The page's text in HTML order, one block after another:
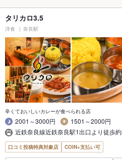
タリカロ3.5
洋食 奈良駅
辛くておいしいカレーが食べられる店
2001～3000円
1501～2000円
近鉄奈良線近鉄奈良駅1出口より徒歩
口コミ投稿特典対象店 COIN+支払い可